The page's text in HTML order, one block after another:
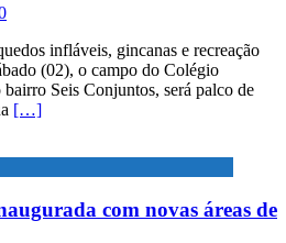
infláveis, gincanas e recreação
(02), o campo do Colégio
Seis Conjuntos, será palco de
[…]
com novas áreas de